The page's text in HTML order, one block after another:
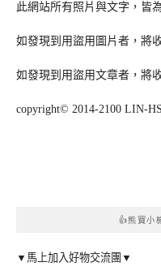
此網站所有照片與文字，皆
如發現到用盜用圖片者，將
如發現到用盜用文章者，將
copyright© 2014-2100 LIN-
👍熊寶小
▼馬上加入好物交流團▼